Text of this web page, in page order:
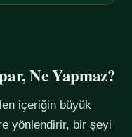
Ne Yapmaz?
içeriğin büyük
yönlendirir, bir şeyi